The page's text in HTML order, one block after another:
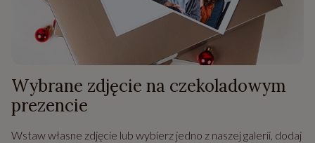
Wybrane zdjęcie na czekoladowym
prezencie
Wstaw własne zdjęcie lub wybierz jedno z naszej galerii, dodaj